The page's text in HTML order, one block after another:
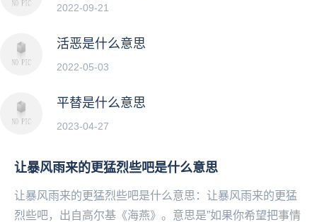
2022-09-21
活恶是什么意思
2022-05-03
平替是什么意思
2023-04-27
让暴风雨来的更猛烈些吧是什么意思
让暴风雨来的更猛烈些吧是什么意思：让暴风雨来的更猛
烈些吧，出自高尔基《海燕》。意思是”如果你希望把事情